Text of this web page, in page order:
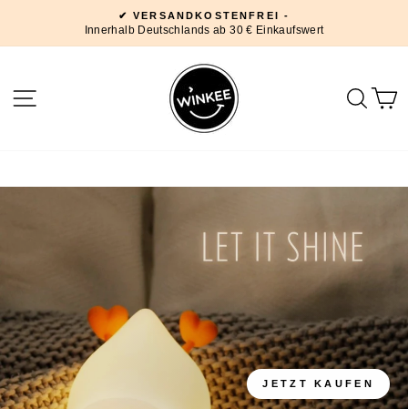
Inhalt
Pause
✔ VERSANDKOSTENFREI -
Innerhalb Deutschlands ab 30 € Einkaufswert
SEITENNAVIGATION
WINKEE
DESIGN
JETZT KAUFEN